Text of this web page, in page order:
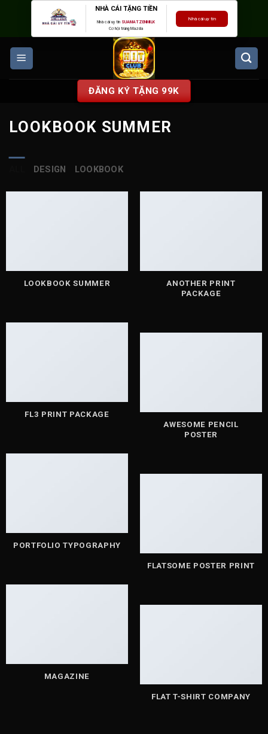
NHÀ CÁI TẶNG TIỀN
Nhà cái uy tín SUAMATZENMILK
Cơ hội trúng Mazda
Nhà cái uy tín
ĐĂNG KÝ TẶNG 99K
LOOKBOOK SUMMER
DESIGN LOOKBOOK
LOOKBOOK SUMMER
ANOTHER PRINT
PACKAGE
FL3 PRINT PACKAGE
AWESOME PENCIL
POSTER
PORTFOLIO TYPOGRAPHY
FLATSOME POSTER PRINT
MAGAZINE
FLAT T-SHIRT COMPANY